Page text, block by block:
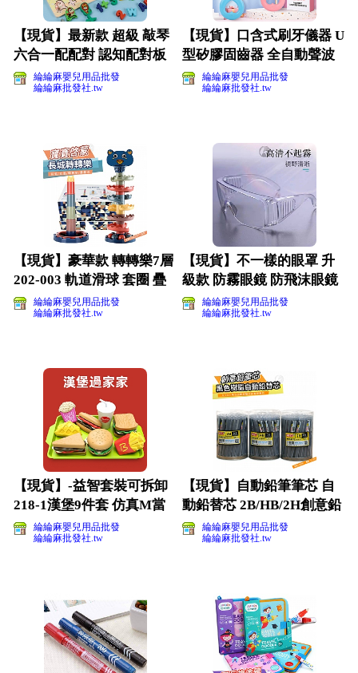
【現貨】最新款 超級 敲琴
六合一配配對 認知配對板
釣魚玩具(影片必看
綸綸麻嬰兒用品批發
綸綸麻批發社.tw
【現貨】口含式刷牙儀器 U
型矽膠固齒器 全自動聲波
寶寶牙刷
綸綸麻嬰兒用品批發
綸綸麻批發社.tw
【現貨】豪華款 轉轉樂7層
202-003 軌道滑球 套圈 疊
杯 投籃
綸綸麻嬰兒用品批發
綸綸麻批發社.tw
【現貨】不一樣的眼罩 升
級款 防霧眼鏡 防飛沫眼鏡
防疫眼鏡(影片必看
綸綸麻嬰兒用品批發
綸綸麻批發社.tw
【現貨】-益智套裝可拆卸
218-1漢堡9件套 仿真M當
當 西餐漢堡薯
綸綸麻嬰兒用品批發
綸綸麻批發社.tw
【現貨】自動鉛筆筆芯 自
動鉛替芯 2B/HB/2H創意鉛
筆芯綸綸麻嬰兒用品批發
綸綸麻批發社.tw